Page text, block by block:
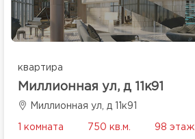
квартира
Миллионная ул, д 11к91
Миллионная ул, д 11к91
1 комната 750 кв.м. 98 этаж